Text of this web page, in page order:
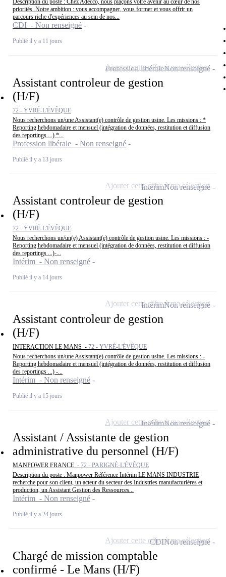
priorités. Notre ambition : vous accompagner, vous former et vous offrir un
parcours riche d'expériences au sein de nos...
CDI - Non renseigné
Publié il y a 11 jours
Assistant controleur de gestion
(H/F)
72 - YVRÉ-L'ÉVÊQUE
Nous recherchons un/une Assistant(e) contrôle de gestion usine. Les missions : *
Reporting hebdomadaire et mensuel (intégration de données, restitution et diffusion
des reportings ...) *...
Profession libérale - Non renseigné
Publié il y a 13 jours
Profession libéraleNon renseigné
Ajouter cette offre à ma sélection
Assistant controleur de gestion
(H/F)
72 - YVRÉ-L'ÉVÊQUE
Nous recherchons un/un(e) Assistant(e) contrôle de gestion usine. Les missions : -
Reporting hebdomadaire et mensuel (intégration de données, restitution et diffusion
des reportings ...)-...
Intérim - Non renseigné
Publié il y a 14 jours
IntérimNon renseigné
Ajouter cette offre à ma sélection
Assistant controleur de gestion
(H/F)
INTERACTION LE MANS - 72 - YVRÉ-L'ÉVÊQUE
Nous recherchons un/une Assistant(e) contrôle de gestion usine. Les missions : -
Reporting hebdomadaire et mensuel (intégration de données, restitution et diffusion
des reportings ...) -...
Intérim - Non renseigné
Publié il y a 15 jours
IntérimNon renseigné
Ajouter cette offre à ma sélection
Assistant / Assistante de gestion
administrative du personnel (H/F)
MANPOWER FRANCE - 72 - PARIGNÉ-L'ÉVÊQUE
Description du poste : Manpower Référence Intérim LE MANS INDUSTRIE
recherche pour son client, un acteur du secteur des Industries manufacturières et
production, un Assistant Gestion des Ressources...
Intérim - Non renseigné
Publié il y a 24 jours
IntérimNon renseigné
Ajouter cette offre à ma sélection
Chargé de mission comptable
confirmé - Le Mans (H/F)
CDINon renseigné
Ajouter cette offre à ma sélection